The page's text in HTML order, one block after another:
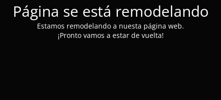
Página se está remodelando
Estamos remodelando a nuesta página web.
¡Pronto vamos a estar de vuelta!